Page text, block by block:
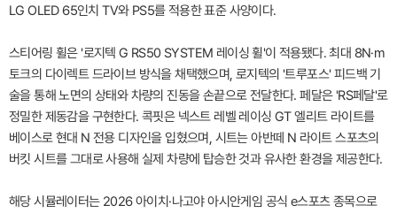
LG OLED 65인치 TV와 PS5를 적용한 표준 사양이다.
스티어링 휠은 '로지텍 G RS50 SYSTEM 레이싱 휠'이 적용됐다. 최대 8N·m
토크의 다이렉트 드라이브 방식을 채택했으며, 로지텍의 '트루포스' 피드백 기
술을 통해 노면의 상태와 차량의 진동을 손끝으로 전달한다. 페달은 'RS페달'로
정밀한 제동감을 구현한다. 콕핏은 넥스트 레벨 레이싱 GT 엘리트 라이트를
베이스로 현대 N 전용 디자인을 입혔으며, 시트는 아반떼 N 라이트 스포츠의
버킷 시트를 그대로 사용해 실제 차량에 탑승한 것과 유사한 환경을 제공한다.
해당 시뮬레이터는 2026 아이치·나고야 아시안게임 공식 e스포츠 종목으로